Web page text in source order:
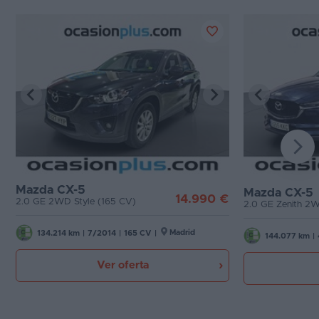
Mazda CX-5
2.0 GE 2WD Style (165 CV) 14.990 €
134.214 km 7/2014 165 CV Madrid
Ver oferta
Mazda CX-5
2.0 GE Zenith
144.077 km